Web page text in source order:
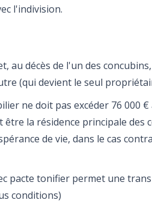
l'indivision.
au décès de l'un des
(qui devient le seul
ne doit pas excéder 76 000
la résidence principale des
de vie, dans le cas
pacte tonifier permet une
conditions)